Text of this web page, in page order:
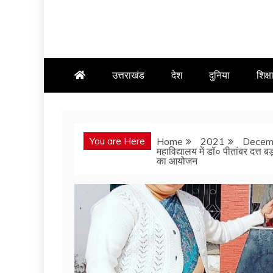
उत्तराखंड देश दुनिया शिक्षा
You are Here Home 2021
महाविद्यालय में डॉ० पीतांबर दत्त
का आयोजन